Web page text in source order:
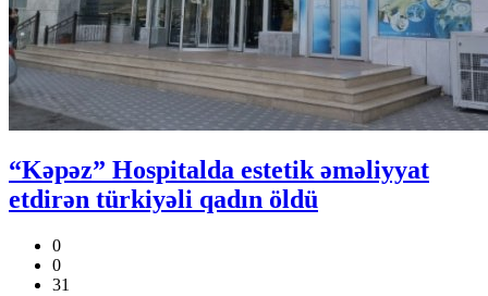
“Kəpəz” Hospitalda estetik əməliyyat
etdirən türkiyəli qadın öldü
0
0
31